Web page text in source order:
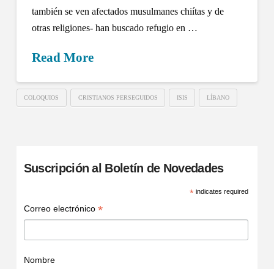
también se ven afectados musulmanes chiítas y de
otras religiones- han buscado refugio en …
Read More
COLOQUIOS CRISTIANOS PERSEGUIDOS ISIS LÍBANO
Suscripción al Boletín de Novedades
*indicates required
Correo electrónico *
Nombre